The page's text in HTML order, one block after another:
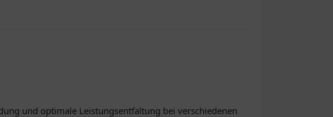
und optimale Leistungsentfaltung bei verschiedenen